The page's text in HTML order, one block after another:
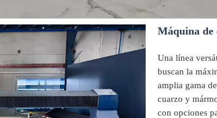
Máquina de
Una línea
buscan la
amplia gama
cuarzo y
con opciones